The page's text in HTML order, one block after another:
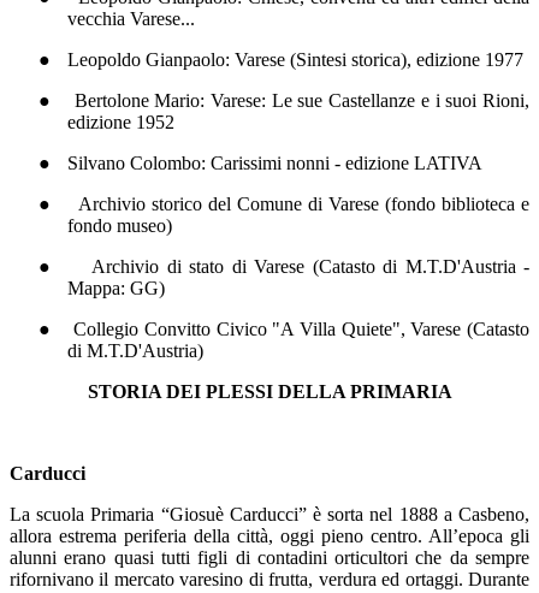
vecchia Varese...
●
Leopoldo Gianpaolo: Varese (Sintesi storica), edizione 1977
●
Bertolone Mario: Varese: Le sue Castellanze e i suoi Rioni,
edizione 1952
●
Silvano Colombo: Carissimi nonni - edizione LATIVA
●
Archivio storico del Comune di Varese (fondo biblioteca e
fondo museo)
●
Archivio di stato di Varese (Catasto di M.T.D'Austria -
Mappa: GG)
●
Collegio Convitto Civico "A Villa Quiete", Varese (Catasto
di M.T.D'Austria)
STORIA DEI PLESSI DELLA PRIMARIA
Carducci
La scuola Primaria “Giosuè Carducci” è sorta nel 1888 a Casbeno,
allora estrema periferia della città, oggi pieno centro. All’epoca gli
alunni erano quasi tutti figli di contadini orticultori che da sempre
rifornivano il mercato varesino di frutta, verdura ed ortaggi. Durante